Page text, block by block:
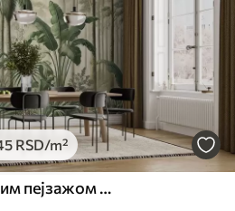
RSD/m²
Панорама са тропским пејзажом и птицама